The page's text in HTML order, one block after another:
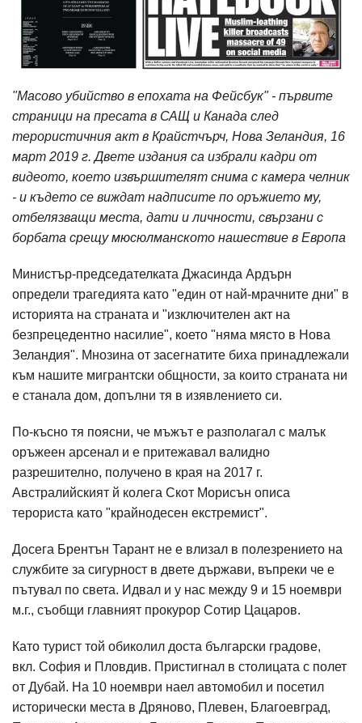
"Масово убийство в епохата на Фейсбук" - първите
страници на пресата в САЩ и Канада след
терористичния акт в Крайстчърч, Нова Зеландия, 16
март 2019 г. Двете издания са избрали кадри от
видеото, което извършителят снима с камера челник
- и където се виждат надписите по оръжието му,
отбелязващи места, дати и личности, свързани с
борбата срещу мюсюлманското нашествие в Европа
Министър-председателката Джасинда Ардърн
определи трагедията като "един от най-мрачните дни" в
историята на страната и "изключителен акт на
безпрецедентно насилие", което "няма място в Нова
Зеландия". Мнозина от засегнатите биха принадлежали
към нашите мигрантски общности, за които страната ни
е станала дом, допълни тя в изявлението си.
По-късно тя поясни, че мъжът е разполагал с малък
оръжеен арсенал и е притежавал валидно
разрешително, получено в края на 2017 г.
Австралийският й колега Скот Морисън описа
терориста като "крайнодесен екстремист".
Досега Брентън Тарант не е влизал в полезрението на
службите за сигурност в двете държави, въпреки че е
пътувал по света. Идвал и у нас между 9 и 15 ноември
м.г., съобщи главният прокурор Сотир Цацаров.
Като турист той обиколил доста български градове,
вкл. София и Пловдив. Пристигнал в столицата с полет
от Дубай. На 10 ноември наел автомобил и посетил
исторически места в Дряново, Плевен, Благоевград,